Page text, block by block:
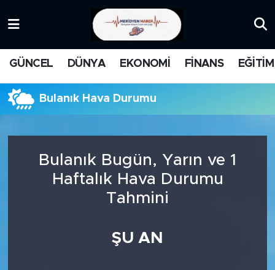
GÜNCEL DÜNYA EKONOMİ FİNANS EĞİTİM
Bulanık Hava Durumu
Bulanık Bugün, Yarın ve 1
Haftalık Hava Durumu
Tahmini
ŞU AN
FİNANS
Süper Lig Puan Durumu ve Fikstür
Tüm Manşetler
Son Dakika Haberleri